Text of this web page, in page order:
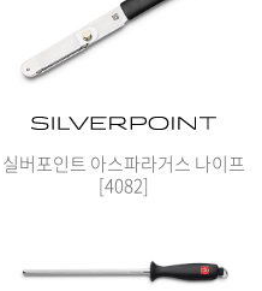
실버포인트 아스파라거스 나이프
[4082]